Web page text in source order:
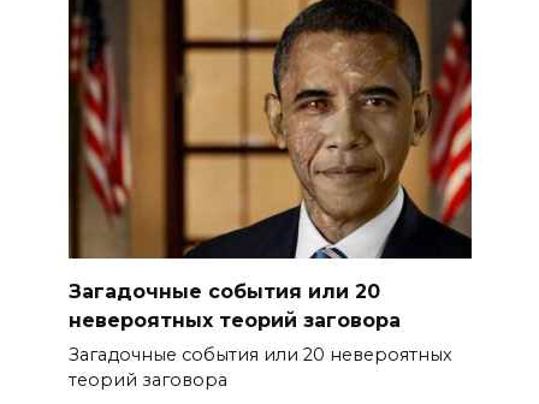
Загадочные события или 20
невероятных теорий заговора
Загадочные события или 20 невероятных
теорий заговора